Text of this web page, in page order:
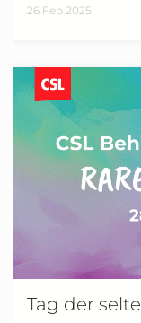
26 Feb 2025
Tag der